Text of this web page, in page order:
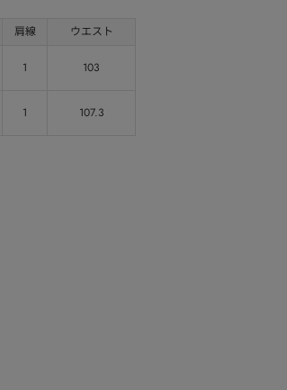
肩線 ウエスト
1 103
1 107.3